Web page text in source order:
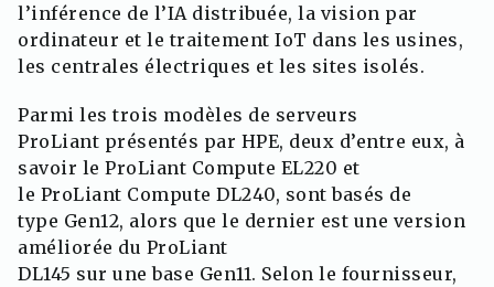
l’inférence de l’IA distribuée, la vision par
ordinateur et le traitement IoT dans les usines,
les centrales électriques et les sites isolés.
Parmi les trois modèles de serveurs
ProLiant présentés par HPE, deux d’entre eux, à
savoir le ProLiant Compute EL220 et
le ProLiant Compute DL240, sont basés de
type Gen12, alors que le dernier est une version
améliorée du ProLiant
DL145 sur une base Gen11. Selon le fournisseur,